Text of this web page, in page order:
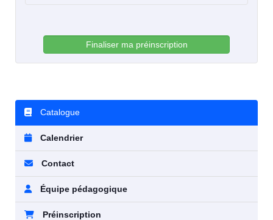
Finaliser ma préinscription
Catalogue
Calendrier
Contact
Équipe pédagogique
Préinscription